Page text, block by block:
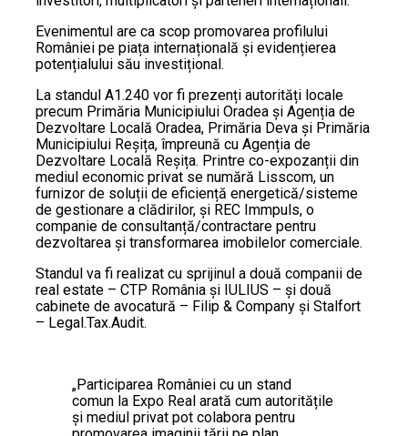
Evenimentul are ca scop promovarea profilului
României pe piața internațională și evidențierea
potențialului său investițional.
La standul A1.240 vor fi prezenți autorități locale
precum Primăria Municipiului Oradea și Agenția de
Dezvoltare Locală Oradea, Primăria Deva și Primăria
Municipiului Reșița, împreună cu Agenția de
Dezvoltare Locală Reșița. Printre co-expozanții din
mediul economic privat se numără Lisscom, un
furnizor de soluții de eficiență energetică/sisteme
de gestionare a clădirilor, și REC Immpuls, o
companie de consultanță/contractare pentru
dezvoltarea și transformarea imobilelor comerciale.
Standul va fi realizat cu sprijinul a două companii de
real estate – CTP România și IULIUS – și două
cabinete de avocatură – Filip & Company și Stalfort
– Legal.Tax.Audit.
„Participarea României cu un stand
comun la Expo Real arată cum autoritățile
și mediul privat pot colabora pentru